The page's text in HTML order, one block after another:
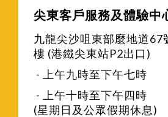
尖東客戶服務及體驗中
九龍尖沙咀東部麼地道67
樓 (港鐵尖東站P2出口)
- 上午九時至下午七時
- 上午十時至下午四時
(星期日及公眾假期休息)